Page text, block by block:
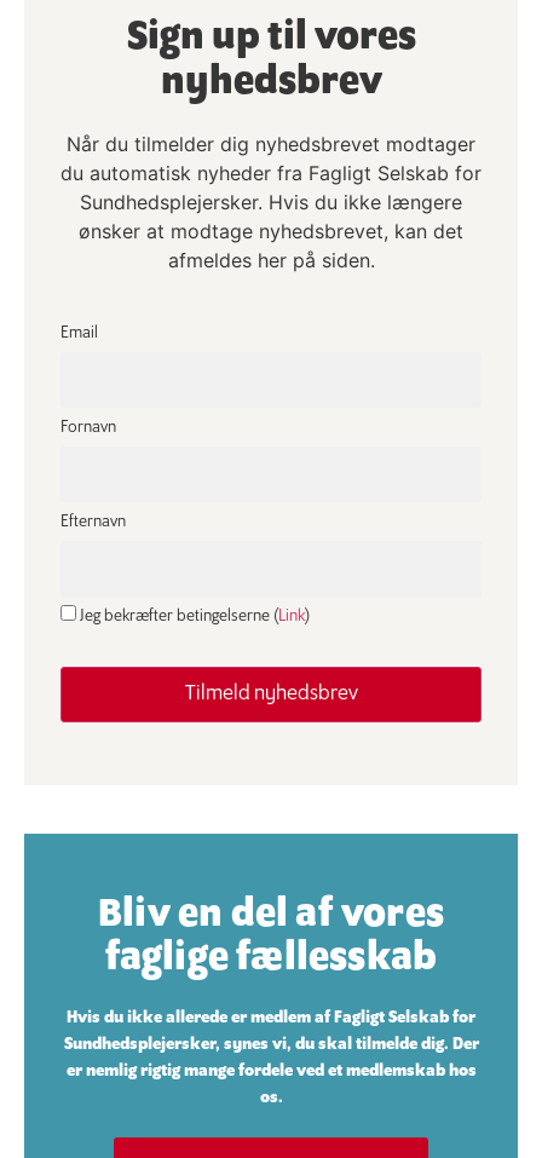
Sign up til vores
nyhedsbrev
Når du tilmelder dig nyhedsbrevet modtager
du automatisk nyheder fra Fagligt Selskab for
Sundhedsplejersker. Hvis du ikke længere
ønsker at modtage nyhedsbrevet, kan det
afmeldes her på siden.
Email
Fornavn
Efternavn
Jeg bekræfter betingelserne (Link)
Bliv en del af vores
faglige fællesskab
Hvis du ikke allerede er medlem af Fagligt Selskab for
Sundhedsplejersker, synes vi, du skal tilmelde dig. Der
er nemlig rigtig mange fordele ved et medlemskab hos
os.